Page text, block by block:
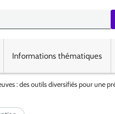
Informations thématiques
: des outils diversifiés pour une